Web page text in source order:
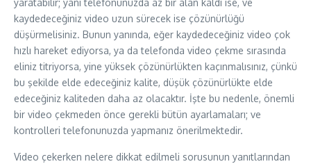
yaratabilir; yani telefonunuzda az bir alan kaldı ise, ve
kaydedeceğiniz video uzun sürecek ise çözünürlüğü
düşürmelisiniz. Bunun yanında, eğer kaydedeceğiniz video çok
hızlı hareket ediyorsa, ya da telefonda video çekme sırasında
eliniz titriyorsa, yine yüksek çözünürlükten kaçınmalısınız, çünkü
bu şekilde elde edeceğiniz kalite, düşük çözünürlükte elde
edeceğiniz kaliteden daha az olacaktır. İşte bu nedenle, önemli
bir video çekmeden önce gerekli bütün ayarlamaları; ve
kontrolleri telefonunuzda yapmanız önerilmektedir.
Video çekerken nelere dikkat edilmeli sorusunun yanıtlarından